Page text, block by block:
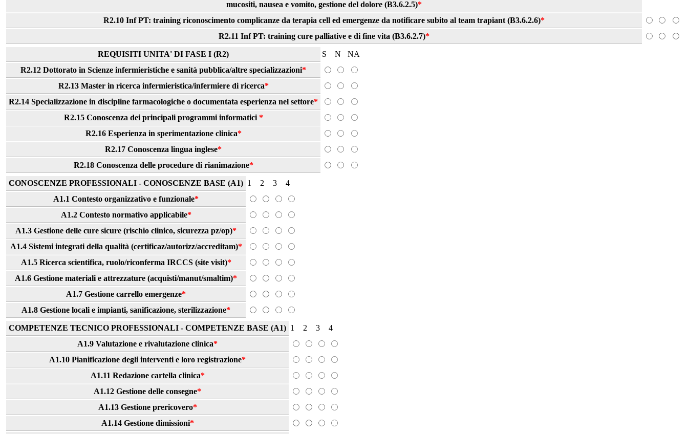
mucositi, nausea e vomito, gestione del dolore (B3.6.2.5)*
R2.10 Inf PT: training riconoscimento complicanze da terapia cell ed emergenze da notificare subito al team trapiant (B3.6.2.6)*
R2.11 Inf PT: training cure palliative e di fine vita (B3.6.2.7)*
REQUISITI UNITA' DI FASE I (R2) S N
NA
R2.12 Dottorato in Scienze infermieristiche e sanità pubblica/altre specializzazioni*
R2.13 Master in ricerca infermieristica/infermiere di ricerca*
R2.14 Specializzazione in discipline farmacologiche o documentata esperienza nel settore*
R2.15 Conoscenza dei principali programmi informatici *
R2.16 Esperienza in sperimentazione clinica*
R2.17 Conoscenza lingua inglese*
R2.18 Conoscenza delle procedure di rianimazione*
CONOSCENZE PROFESSIONALI - CONOSCENZE BASE (A1) 1 2 3
4
A1.1 Contesto organizzativo e funzionale*
A1.2 Contesto normativo applicabile*
A1.3 Gestione delle cure sicure (rischio clinico, sicurezza pz/op)*
A1.4 Sistemi integrati della qualità (certificaz/autorizz/accreditam)*
A1.5 Ricerca scientifica, ruolo/riconferma IRCCS (site visit)*
A1.6 Gestione materiali e attrezzature (acquisti/manut/smaltim)*
A1.7 Gestione carrello emergenze*
A1.8 Gestione locali e impianti, sanificazione, sterilizzazione*
COMPETENZE TECNICO PROFESSIONALI - COMPETENZE BASE (A1) 1 2 3
4
A1.9 Valutazione e rivalutazione clinica*
A1.10 Pianificazione degli interventi e loro registrazione*
A1.11 Redazione cartella clinica*
A1.12 Gestione delle consegne*
A1.13 Gestione prericovero*
A1.14 Gestione dimissioni*